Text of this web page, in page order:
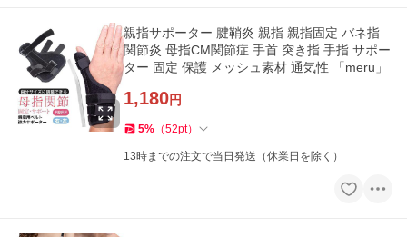
親指サポーター 腱鞘炎 親指 親指固定 バネ指
関節炎 母指CM関節症 手首 突き指 手指 サポー
ター 固定 保護 メッシュ素材 通気性 「meru」
1,180円
5% （52pt）
13時までの注文で当日発送（休業日を除く）